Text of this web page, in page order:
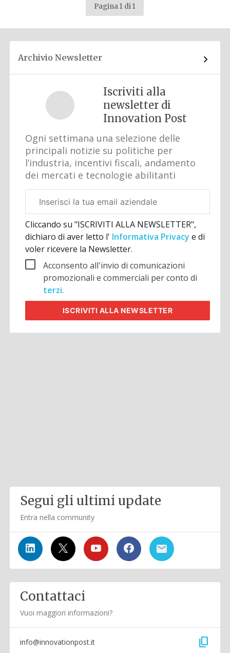
Pagina 1 di 1
Archivio Newsletter
Iscriviti alla
newsletter di
Innovation Post
Ogni settimana una selezione delle
principali notizie su politiche per
l’industria, incentivi fiscali, andamento
dei mercati e tecnologie abilitanti
aziendale
Cliccando su "ISCRIVITI ALLA NEWSLETTER",
dichiaro di aver letto l' Informativa Privacye di
voler ricevere la Newsletter.
Acconsento all'invio di comunicazioni
promozionali e commerciali per conto di
terzi.
ISCRIVITI ALLA NEWSLETTER
Segui gli ultimi update
Entra nella community
Contattaci
Vuoi maggiori informazioni?
info@innovationpost.it content_copy